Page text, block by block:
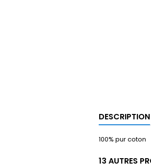
DESCRIPTION
100% pur coton
13 AUTRES